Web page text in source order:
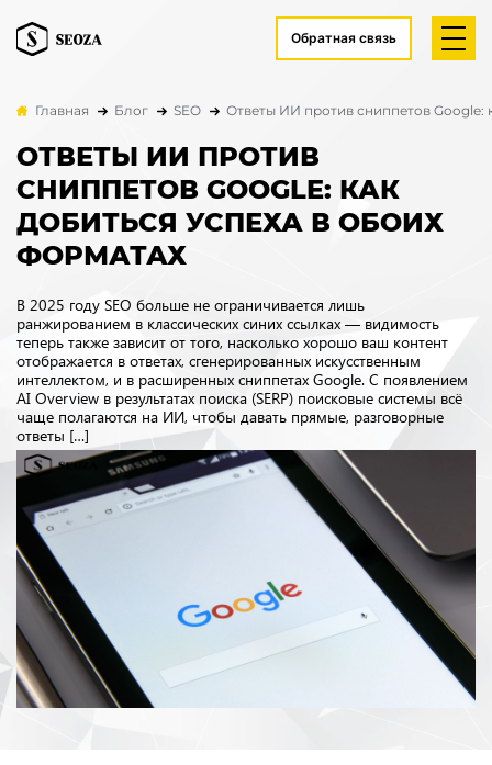
Обратная связь
Главная Блог SEO Ответы ИИ против сниппетов Google:
ОТВЕТЫ ИИ ПРОТИВ
СНИППЕТОВ GOOGLE: КАК
ДОБИТЬСЯ УСПЕХА В ОБОИХ
ФОРМАТАХ
В 2025 году SEO больше не ограничивается лишь
ранжированием в классических синих ссылках — видимость
теперь также зависит от того, насколько хорошо ваш контент
отображается в ответах, сгенерированных искусственным
интеллектом, и в расширенных сниппетах Google. С появлением
AI Overview в результатах поиска (SERP) поисковые системы всё
чаще полагаются на ИИ, чтобы давать прямые, разговорные
ответы […]